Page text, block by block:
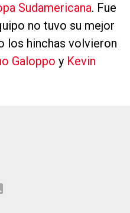
Sudamericana. Fue
no tuvo su mejor
los hinchas volvieron
Galoppo y Kevin